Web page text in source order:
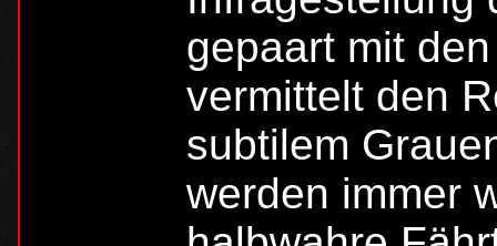
gepaart mit
vermittelt den
subtilem
werden immer